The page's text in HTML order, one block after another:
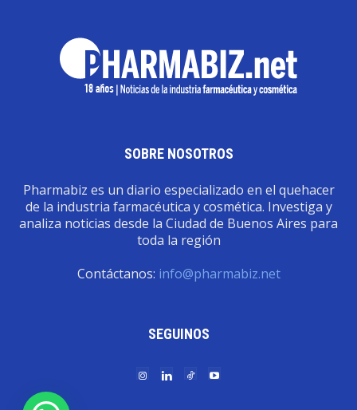
SOBRE NOSOTROS
Pharmabiz es un diario especializado en el quehacer
de la industria farmacéutica y cosmética. Investiga y
analiza noticias desde la Ciudad de Buenos Aires para
toda la región
Contáctanos: info@pharmabiz.net
SEGUINOS